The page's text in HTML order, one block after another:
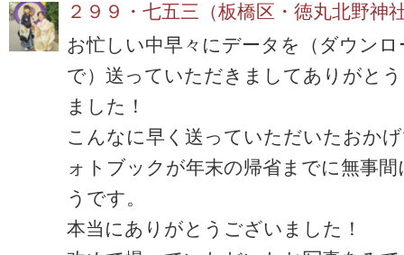
２９９・七五三（板橋区・徳丸北野神
お忙しい中早々にデータを（ダウンロ
で）送っていただきましてありがと
ました！
こんなに早く送っていただいたおか
ォトブックが年末の帰省までに無事
うです。
本当にありがとうございました！